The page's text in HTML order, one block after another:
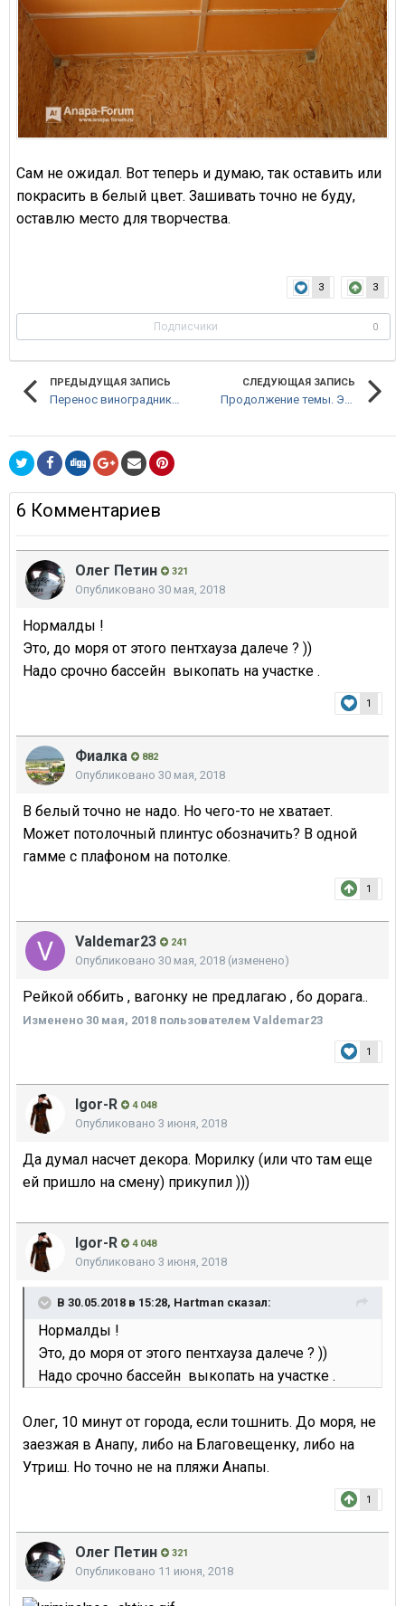
Сам не ожидал. Вот теперь и думаю, так оставить или
покрасить в белый цвет. Зашивать точно не буду,
оставлю место для творчества.
3 3
Подписчики 0
ПРЕДЫДУЩАЯ ЗАПИСЬ СЛЕДУЮЩАЯ ЗАПИСЬ
6 Комментариев
Олег Петин 321
Опубликовано 30 мая, 2018
Нормалды !
Это, до моря от этого пентхауза далече ? ))
Надо срочно бассейн выкопать на участке .
1
Фиалка 882
Опубликовано 30 мая, 2018
В белый точно не надо. Но чего-то не хватает.
Может потолочный плинтус обозначить? В одной
гамме с плафоном на потолке.
1
Valdemar23 241
Опубликовано 30 мая, 2018 (изменено)
Рейкой оббить , вагонку не предлагаю , бо дорага..
Изменено 30 мая, 2018 пользователем Valdemar23
1
Igor-R 4 048
Опубликовано 3 июня, 2018
Да думал насчет декора. Морилку (или что там еще
ей пришло на смену) прикупил )))
Igor-R 4 048
Опубликовано 3 июня, 2018
В 30.05.2018 в 15:28, Hartman сказал:
Нормалды !
Это, до моря от этого пентхауза далече ? ))
Надо срочно бассейн выкопать на участке .
Олег, 10 минут от города, если тошнить. До моря, не
заезжая в Анапу, либо на Благовещенку, либо на
Утриш. Но точно не на пляжи Анапы.
1
Олег Петин 321
Опубликовано 11 июня, 2018